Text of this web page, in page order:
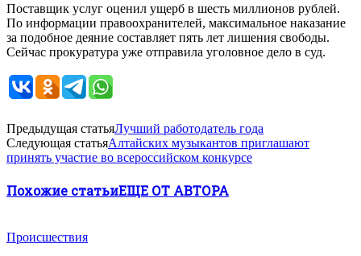
Поставщик услуг оценил ущерб в шесть миллионов рублей.
По информации правоохранителей, максимальное наказание
за подобное деяние составляет пять лет лишения свободы.
Сейчас прокуратура уже отправила уголовное дело в суд.
Предыдущая статьяЛучший работодатель года
Следующая статьяАлтайских музыкантов приглашают
принять участие во всероссийском конкурсе
Похожие статьиЕЩЕ ОТ АВТОРА
Происшествия